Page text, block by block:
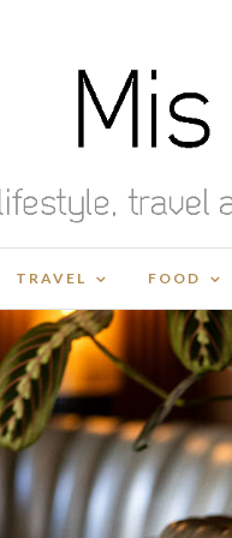
TRAVEL FOOD